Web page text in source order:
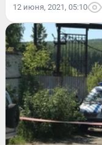
12 июня, 2021, 05:10